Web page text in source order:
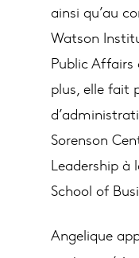
ainsi qu’au
Watson
Public Affairs
plus, elle fait
Sorenson
Leadership à
School of
Angelique